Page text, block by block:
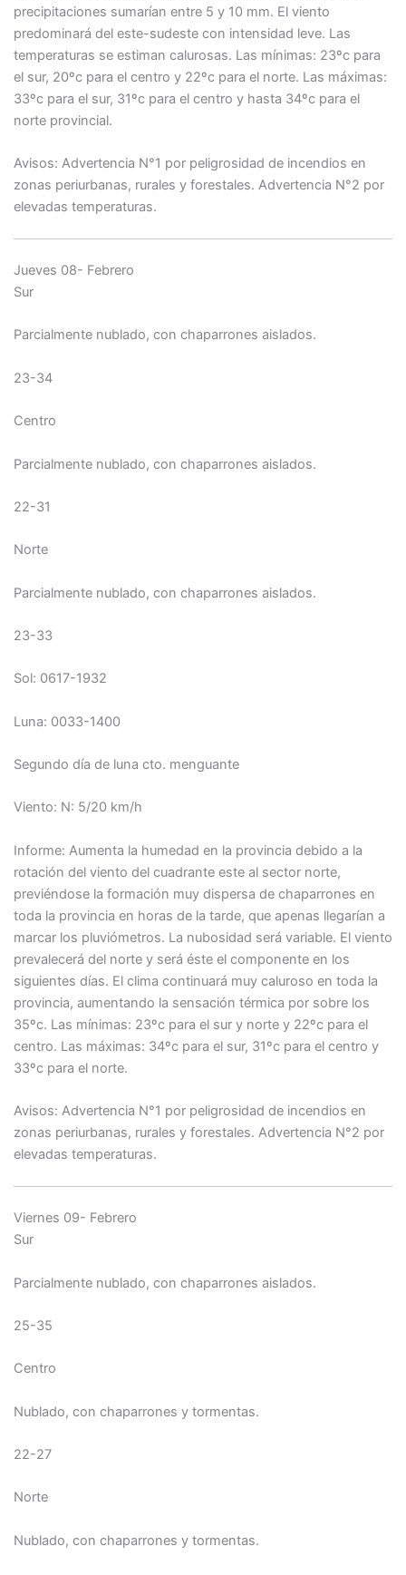
precipitaciones sumarían entre 5 y 10 mm. El viento
predominará del este-sudeste con intensidad leve. Las
temperaturas se estiman calurosas. Las mínimas: 23ºc para
el sur, 20ºc para el centro y 22ºc para el norte. Las máximas:
33ºc para el sur, 31ºc para el centro y hasta 34ºc para el
norte provincial.
Avisos: Advertencia N°1 por peligrosidad de incendios en
zonas periurbanas, rurales y forestales. Advertencia N°2 por
elevadas temperaturas.
Jueves 08- Febrero
Sur
Parcialmente nublado, con chaparrones aislados.
23-34
Centro
Parcialmente nublado, con chaparrones aislados.
22-31
Norte
Parcialmente nublado, con chaparrones aislados.
23-33
Sol: 0617-1932
Luna: 0033-1400
Segundo día de luna cto. menguante
Viento: N: 5/20 km/h
Informe: Aumenta la humedad en la provincia debido a la
rotación del viento del cuadrante este al sector norte,
previéndose la formación muy dispersa de chaparrones en
toda la provincia en horas de la tarde, que apenas llegarían a
marcar los pluviómetros. La nubosidad será variable. El viento
prevalecerá del norte y será éste el componente en los
siguientes días. El clima continuará muy caluroso en toda la
provincia, aumentando la sensación térmica por sobre los
35ºc. Las mínimas: 23ºc para el sur y norte y 22ºc para el
centro. Las máximas: 34ºc para el sur, 31ºc para el centro y
33ºc para el norte.
Avisos: Advertencia N°1 por peligrosidad de incendios en
zonas periurbanas, rurales y forestales. Advertencia N°2 por
elevadas temperaturas.
Viernes 09- Febrero
Sur
Parcialmente nublado, con chaparrones aislados.
25-35
Centro
Nublado, con chaparrones y tormentas.
22-27
Norte
Nublado, con chaparrones y tormentas.